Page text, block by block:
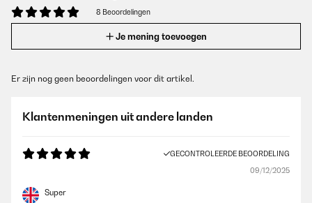
8 Beoordelingen
Je mening toevoegen
Er zijn nog geen beoordelingen voor dit artikel.
Klantenmeningen uit andere landen
GECONTROLEERDE BEOORDELING
09/12/2025
Super